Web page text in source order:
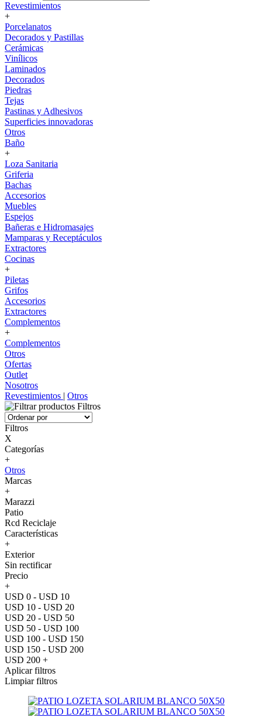
Revestimientos
+
Porcelanatos
Decorados y Pastillas
Cerámicas
Vinílicos
Laminados
Decorados
Piedras
Tejas
Pastinas y Adhesivos
Superficies innovadoras
Otros
Baño
+
Loza Sanitaria
Griferia
Bachas
Accesorios
Muebles
Espejos
Bañeras e Hidromasajes
Mamparas y Receptáculos
Extractores
Cocinas
+
Piletas
Grifos
Accesorios
Extractores
Complementos
+
Complementos
Otros
Ofertas
Outlet
Nosotros
Revestimientos | Otros
Filtros
Filtros
X
Categorías
+
Otros
Marcas
+
Marazzi
Patio
Rcd Reciclaje
Características
+
Exterior
Sin rectificar
Precio
+
USD 0 - USD 10
USD 10 - USD 20
USD 20 - USD 50
USD 50 - USD 100
USD 100 - USD 150
USD 150 - USD 200
USD 200 +
Aplicar filtros
Limpiar filtros